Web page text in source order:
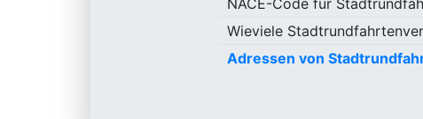
Wieviele
Adressen von